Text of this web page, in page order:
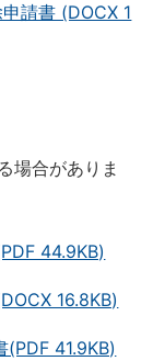
請書 (DOCX 1
場合がありま
44.9KB)
16.8KB)
(PDF 41.9KB)